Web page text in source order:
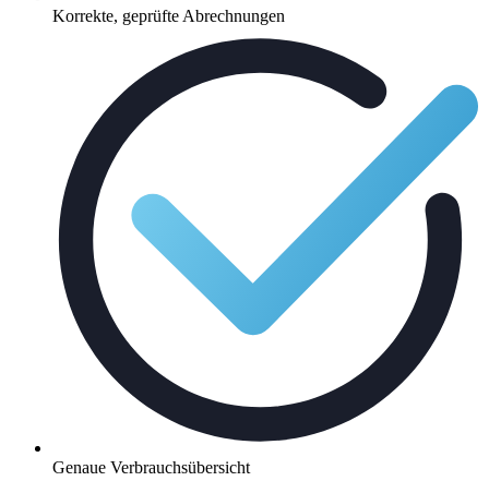
Korrekte, geprüfte Abrechnungen
Genaue Verbrauchsübersicht